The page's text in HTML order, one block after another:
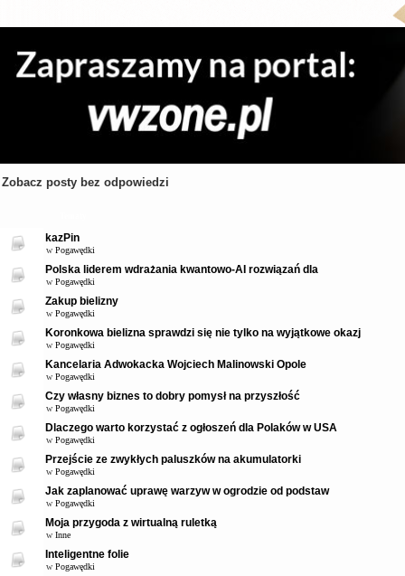
Zobacz posty bez odpowiedzi
kazPin
w Pogawędki
Polska liderem wdrażania kwantowo-AI rozwiązań dla
w Pogawędki
Zakup bielizny
w Pogawędki
Koronkowa bielizna sprawdzi się nie tylko na wyjątkowe okazj
w Pogawędki
Kancelaria Adwokacka Wojciech Malinowski Opole
w Pogawędki
Czy własny biznes to dobry pomysł na przyszłość
w Pogawędki
Dlaczego warto korzystać z ogłoszeń dla Polaków w USA
w Pogawędki
Przejście ze zwykłych paluszków na akumulatorki
w Pogawędki
Jak zaplanować uprawę warzyw w ogrodzie od podstaw
w Pogawędki
Moja przygoda z wirtualną ruletką
w Inne
Inteligentne folie
w Pogawędki